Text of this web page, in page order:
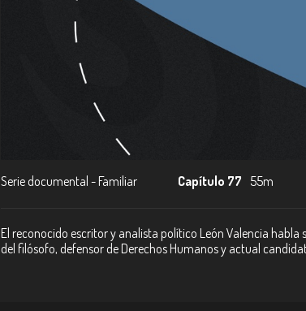
Serie documental - Familiar Capítulo 77 55m
El reconocido escritor y analista político León Valencia habla
del filósofo, defensor de Derechos Humanos y actual